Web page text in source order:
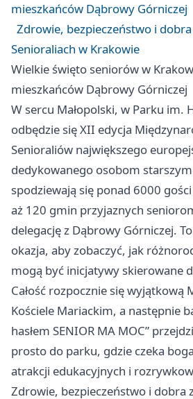
mieszkańców Dąbrowy Górniczej
Zdrowie, bezpieczeństwo i
Senioraliach w Krakowie
Wielkie święto seniorów w
mieszkańców Dąbrowy Górniczej
W sercu Małopolski, w Parku im.
odbędzie się XII edycja
Senioraliów największego
dedykowanego osobom
spodziewają się ponad 6000
aż 120 gmin przyjaznych
delegację z Dąbrowy Górniczej.
okazja, aby zobaczyć, jak
mogą być inicjatywy skierowane
Całość rozpocznie się wyjątkową
Kościele Mariackim, a następnie
hasłem SENIOR MA MOC”
prosto do parku, gdzie czeka
atrakcji edukacyjnych i
Zdrowie, bezpieczeństwo i dobra